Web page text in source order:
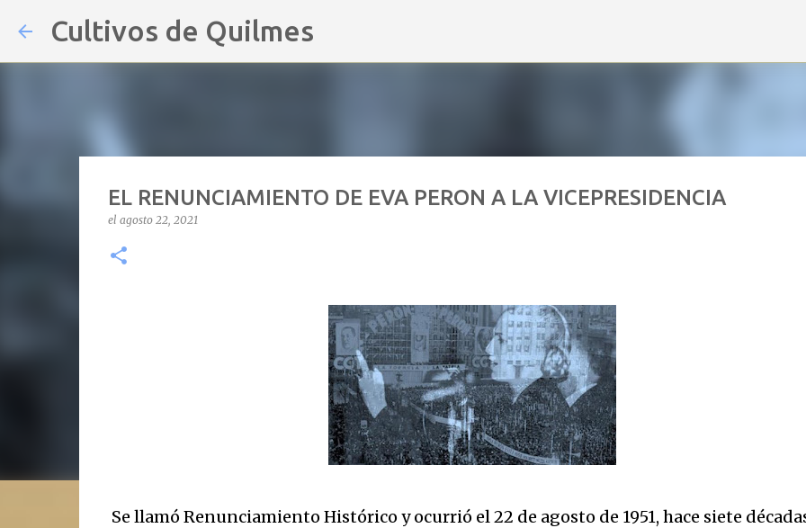
Cultivos de Quilmes
EL RENUNCIAMIENTO DE EVA PERON A LA VICEPRESIDENCIA
el agosto 22, 2021
Se llamó Renunciamiento Histórico y ocurrió el 22 de agosto de 1951, hace siete